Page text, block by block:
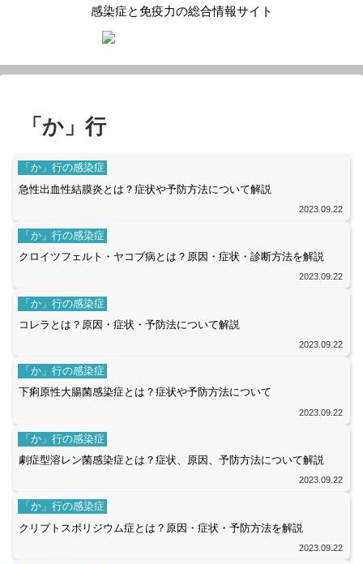
感染症と免疫力の総合情報サイト
「か」行
「か」行の感染症
急性出血性結膜炎とは？症状や予防方法について解説
2023.09.22
「か」行の感染症
クロイツフェルト・ヤコブ病とは？原因・症状・診断方法を解説
2023.09.22
「か」行の感染症
コレラとは？原因・症状・予防法について解説
2023.09.22
「か」行の感染症
下痢原性大腸菌感染症とは？症状や予防方法について
2023.09.22
「か」行の感染症
劇症型溶レン菌感染症とは？症状、原因、予防方法について解説
2023.09.22
「か」行の感染症
クリプトスポリジウム症とは？原因・症状・予防方法を解説
2023.09.22